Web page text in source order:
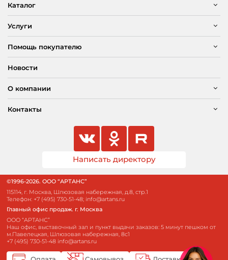
Каталог
Услуги
Помощь покупателю
Новости
О компании
Контакты
Написать директору
©1996-2026. ООО “АРТАНС”
115114, г. Москва, Шлюзовая набережная, д.8, стр.1
Телефон: +7 (495) 730-51-48; info@artans.ru
Главный офис продаж. г. Москва
ООО “АРТАНС”
Наш офис, выставочный зал и пункт выдачи заказов: 5 минут пешком от
м.Павелецкая, Шлюзовая набережная, 8с1
+7 (495) 730-51-48 info@artans.ru